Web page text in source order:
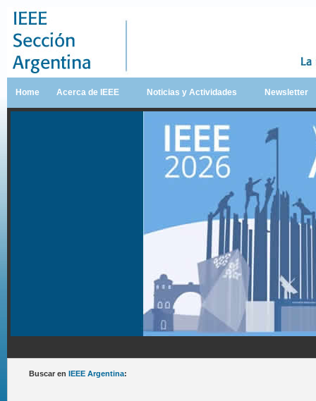
Home Acerca de IEEE Noticias y Actividades Newsletter
Buscar en IEEE Argentina: